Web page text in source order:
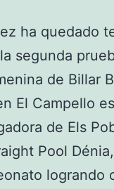
ha quedado
segunda
de Billar
El Campello
de Els
Pool
logrando